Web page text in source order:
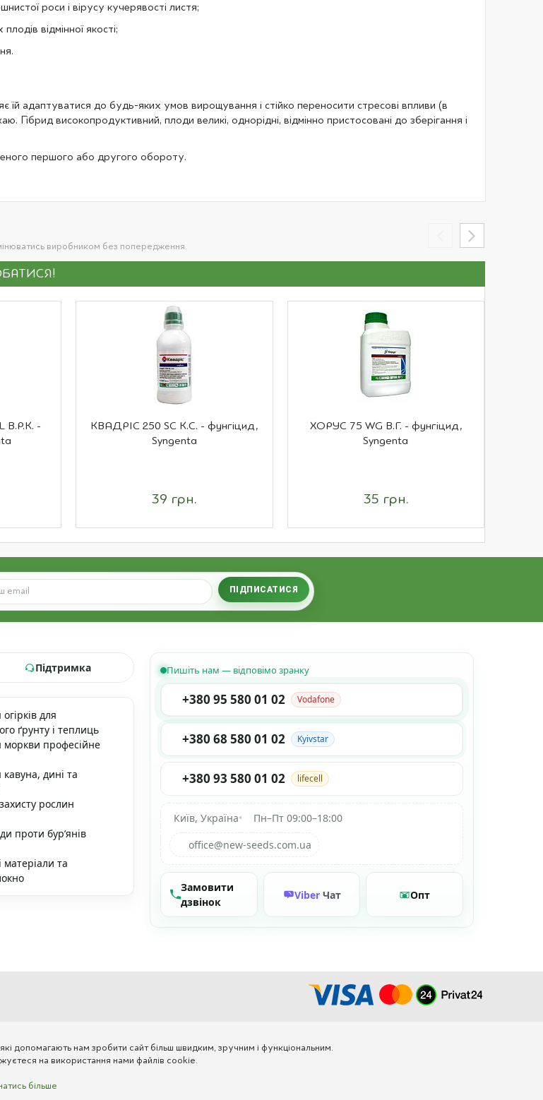
роси і вірусу кучерявості листя;
відмінної якості;
їй адаптуватися до будь-яких умов вирощування і стійко переносити стресові впливи (в
Гібрид високопродуктивний, плоди великі, однорідні, відмінно пристосовані до зберігання і
першого або другого обороту.
виробником без попередження.
В.Р.К. -
КВАДРІС 250 SC К.С. - фунгіцид,
Syngenta
39 грн.
ХОРУС 75 WG В.Г. - фунгіцид,
Syngenta
35 грн.
ПІДПИСАТИСЯ
Підтримка
для
ґрунту і теплиць
моркви професійне
кавуна, дині та
рослин
проти бур’янів
матеріали та
Пишіть нам — відповімо зранку
+380 95 580 01 02 Vodafone
+380 68 580 01 02 Kyivstar
+380 93 580 01 02 lifecell
Київ, Україна•
Пн–Пт 09:00–18:00
office@new-seeds.com.ua
Замовити
дзвінок
Viber Чат Опт
допомагають нам зробити сайт більш швидким, зручним і функціональним.
на використання нами файлів cookie.
більше